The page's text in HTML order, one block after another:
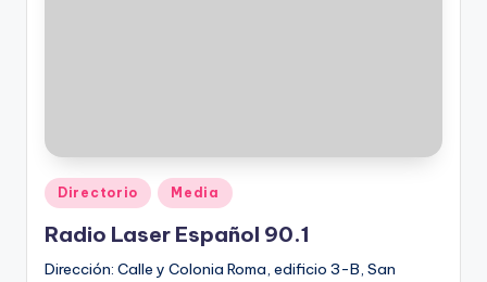
Directorio Media
Radio Laser Español 90.1
Dirección: Calle y Colonia Roma, edificio 3-B, San